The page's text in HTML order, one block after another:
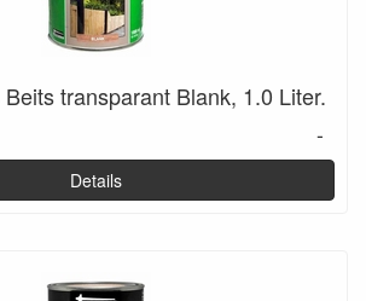
transparant Blank, 1.0 Liter.
-
Details